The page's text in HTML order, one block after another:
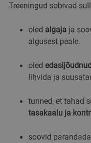
Treeningud sobivad
oled algajaja
algusest peale.
oled
lihvida ja
tunned, et tahad
tasakaalu ja
soovid